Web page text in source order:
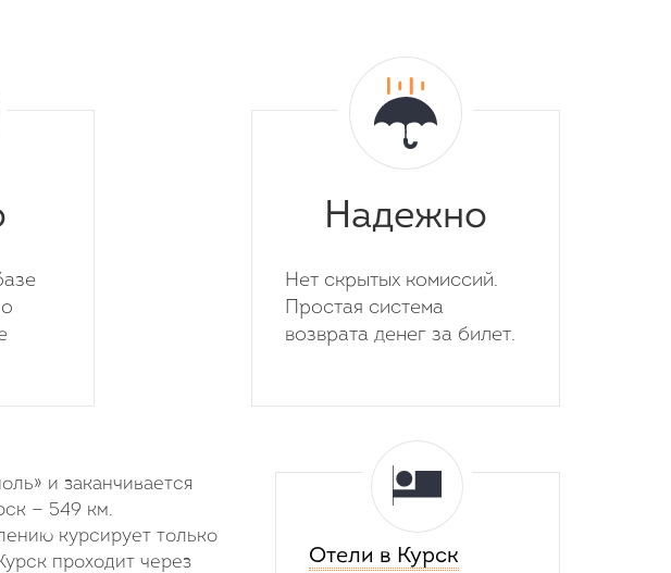
Надежно
Нет скрытых комиссий.
Простая система
возврата денег за билет.
и заканчивается
— 549 км.
курсирует только
проходит через
Отели в Курск